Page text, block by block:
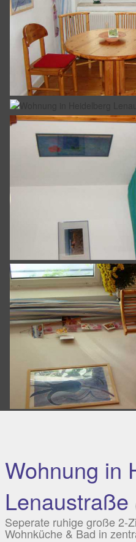
Wohnung in
Lenaustraße
Seperate ruhige große 2-
Wohnküche & Bad in